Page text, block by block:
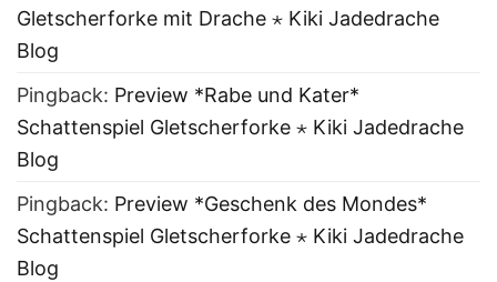
Gletscherforke mit Drache ⋆ Kiki Jadedrache
Blog
Pingback: Preview *Rabe und Kater*
Schattenspiel Gletscherforke ⋆ Kiki Jadedrache
Blog
Pingback: Preview *Geschenk des Mondes*
Schattenspiel Gletscherforke ⋆ Kiki Jadedrache
Blog